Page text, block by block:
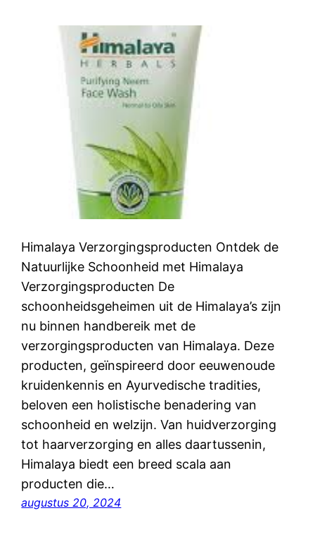
Himalaya Verzorgingsproducten Ontdek de
Natuurlijke Schoonheid met Himalaya
Verzorgingsproducten De
schoonheidsgeheimen uit de Himalaya’s zijn
nu binnen handbereik met de
verzorgingsproducten van Himalaya. Deze
producten, geïnspireerd door eeuwenoude
kruidenkennis en Ayurvedische tradities,
beloven een holistische benadering van
schoonheid en welzijn. Van huidverzorging
tot haarverzorging en alles daartussenin,
Himalaya biedt een breed scala aan
producten die…
augustus 20, 2024